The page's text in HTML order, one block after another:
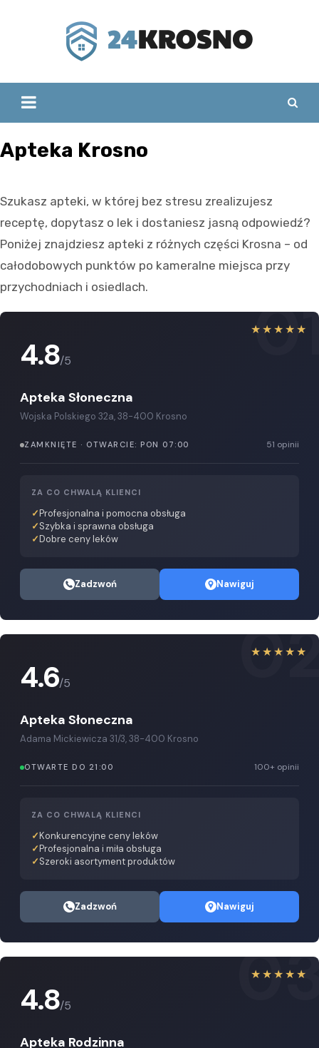
Apteka Krosno
Szukasz apteki, w której bez stresu zrealizujesz
receptę, dopytasz o lek i dostaniesz jasną odpowiedź?
Poniżej znajdziesz apteki z różnych części Krosna – od
całodobowych punktów po kameralne miejsca przy
przychodniach i osiedlach.
★★★★★
4.8/5
Apteka Słoneczna
Wojska Polskiego 32a, 38-400 Krosno
ZAMKNIĘTE · OTWARCIE: PON 07:00 51 opinii
ZA CO CHWALĄ KLIENCI
Profesjonalna i pomocna obsługa
Szybka i sprawna obsługa
Dobre ceny leków
Zadzwoń Nawiguj
★★★★★
4.6/5
Apteka Słoneczna
Adama Mickiewicza 31/3, 38-400 Krosno
OTWARTE DO 21:00 100+ opinii
ZA CO CHWALĄ KLIENCI
Konkurencyjne ceny leków
Profesjonalna i miła obsługa
Szeroki asortyment produktów
Zadzwoń Nawiguj
★★★★★
4.8/5
Apteka Rodzinna